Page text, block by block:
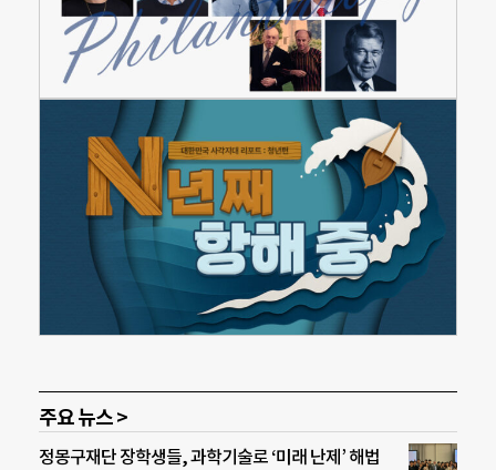
주요 뉴스 >
정몽구재단 장학생들, 과학기술로 ‘미래 난제’ 해법